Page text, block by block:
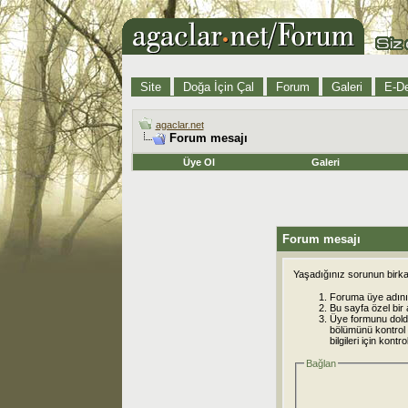
Site Doğa İçin Çal Forum Galeri E-
agaclar.net
Forum mesajı
Üye Ol Galeri
Forum mesajı
Yaşadığınız sorunun
Foruma üye
Bu sayfa özel bir
Üye formunu
bölümünü kontrol
bilgileri için
Bağlan